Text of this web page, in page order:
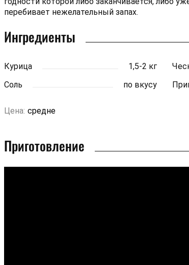
перебивает нежелательный запах.
Ингредиенты
Курица 1,5-2 кг
Соль
по вкусу
Цена: средне
Приготовление